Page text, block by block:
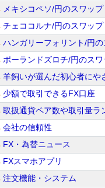
メキシコペソ/円のスワップ
チェココルナ/円のスワップ
ハンガリーフォリント/円
ポーランドズロチ/円のス
羊飼いが選んだ初心者にや
少額で取引できるFX口座
取扱通貨ペア数や取引量ラ
会社の信頼性
FX・為替ニュース
FXスマホアプリ
注文機能・システム